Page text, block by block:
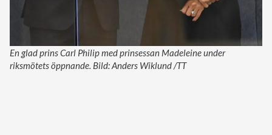
En glad prins Carl Philip med prinsessan Madeleine under
riksmötets öppnande. Bild: Anders Wiklund /TT